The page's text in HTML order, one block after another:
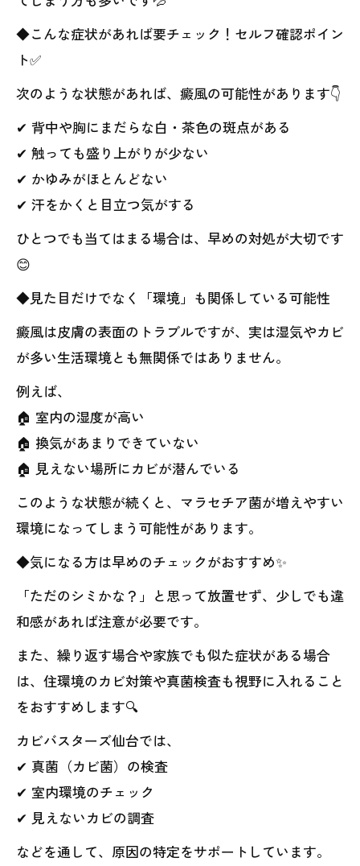
◆こんな症状があれば要チェック！セルフ確認ポイン
ト✅
次のような状態があれば、癜風の可能性があります👇
✔ 背中や胸にまだらな白・茶色の斑点がある
✔ 触っても盛り上がりが少ない
✔ かゆみがほとんどない
✔ 汗をかくと目立つ気がする
ひとつでも当てはまる場合は、早めの対処が大切です
😊
◆見た目だけでなく「環境」も関係している可能性
癜風は皮膚の表面のトラブルですが、実は湿気やカビ
が多い生活環境とも無関係ではありません。
例えば、
🏠 室内の湿度が高い
🏠 換気があまりできていない
🏠 見えない場所にカビが潜んでいる
このような状態が続くと、マラセチア菌が増えやすい
環境になってしまう可能性があります。
◆気になる方は早めのチェックがおすすめ✨
「ただのシミかな？」と思って放置せず、少しでも違
和感があれば注意が必要です。
また、繰り返す場合や家族でも似た症状がある場合
は、住環境のカビ対策や真菌検査も視野に入れること
をおすすめします🔍
カビバスターズ仙台では、
✔ 真菌（カビ菌）の検査
✔ 室内環境のチェック
✔ 見えないカビの調査
などを通して、原因の特定をサポートしています。